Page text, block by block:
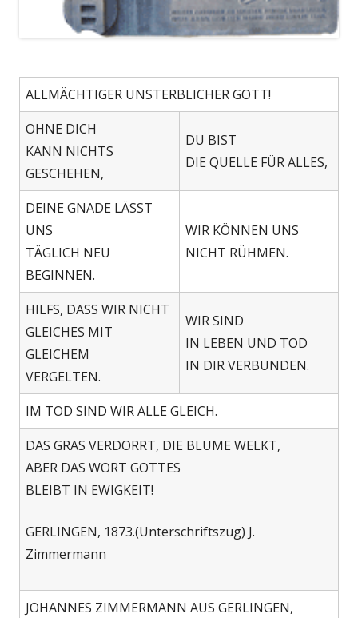
ALLMÄCHTIGER UNSTERBLICHER GOTT!
OHNE DICH
KANN NICHTS
GESCHEHEN,
DU BIST
DIE QUELLE FÜR ALLES,
DEINE GNADE LÄSST
UNS
TÄGLICH NEU
BEGINNEN.
WIR KÖNNEN UNS
NICHT RÜHMEN.
HILFS, DASS WIR NICHT
GLEICHES MIT
GLEICHEM
VERGELTEN.
WIR SIND
IN LEBEN UND TOD
IN DIR VERBUNDEN.
IM TOD SIND WIR ALLE GLEICH.
DAS GRAS VERDORRT, DIE BLUME WELKT,
ABER DAS WORT GOTTES
BLEIBT IN EWIGKEIT!
GERLINGEN, 1873.(Unterschriftszug) J.
Zimmermann
JOHANNES ZIMMERMANN AUS GERLINGEN,